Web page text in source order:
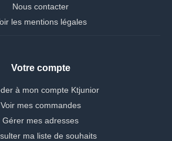
Nous contacter
les mentions légales
Votre compte
à mon compte Ktjunior
Voir mes commandes
Gérer mes adresses
ma liste de souhaits